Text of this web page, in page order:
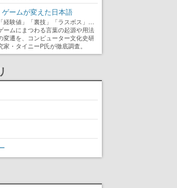
ゲームが変えた日本語
「経験値」「裏技」「ラスボス」…
ームにまつわる言葉の起源や用法
変遷を、コンピューター文化史研
家・タイニーP氏が徹底調査。